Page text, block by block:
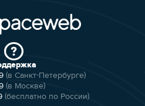
(в Санкт-Петербурге)
(в Москве)
(бесплатно по России)